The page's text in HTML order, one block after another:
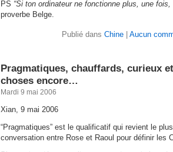
PS “Si ton ordinateur ne fonctionne plus, une
proverbe Belge.
Publié dans Chine Aucun
Pragmatiques, chauffards, curieux
choses encore…
Mardi 9 mai 2006
Xian, 9 mai 2006
“Pragmatiques” est le qualificatif qui revient le
conversation entre Rose et Raoul pour définir les